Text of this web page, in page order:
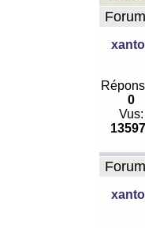
0
Vus: